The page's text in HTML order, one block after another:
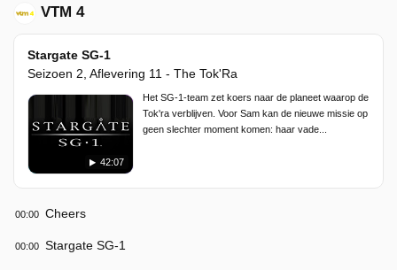
VTM 4
Stargate SG-1
Seizoen 2, Aflevering 11 - The Tok'Ra
42:07
Het SG-1-team zet koers naar de planeet waarop de
Tok'ra verblijven. Voor Sam kan de nieuwe missie op
geen slechter moment komen: haar vade...
00:00 Cheers
00:00 Stargate SG-1